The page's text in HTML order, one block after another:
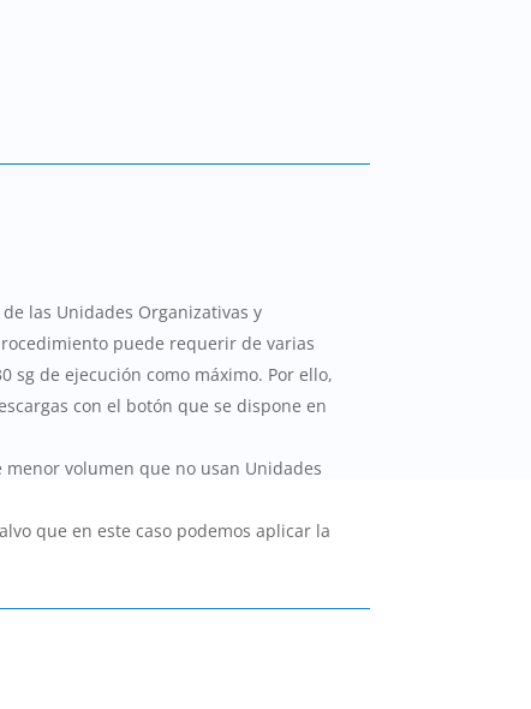
las Unidades Organizativas y
puede requerir de varias
de ejecución como máximo. Por ello,
con el botón que se dispone en
volumen que no usan Unidades
que en este caso podemos aplicar la